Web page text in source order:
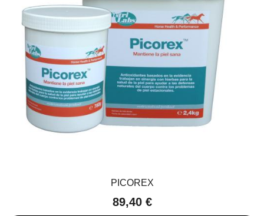
PICOREX
89,40 €